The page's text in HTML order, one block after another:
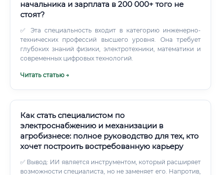
эксплуатации (ПТЭ и ПТБ) ⚠️ Группа допуска по
электробезопасности — ключевой документ! Без неё
устроиться на большинство позиций невозможно.
начальника и зарплата в 200 000+ того не
стоят?
✅ Эта специальность входит в категорию инженерно-
технических профессий высшего уровня. Она требует
глубоких знаний физики, электротехники, математики и
современных цифровых технологий.
Читать статью →
Как стать специалистом по
электроснабжению и механизации в
агробизнесе: полное руководство для тех, кто
хочет построить востребованную карьеру
✅ Вывод: ИИ является инструментом, который расширяет
возможности специалиста, но не заменяет его. Напротив,